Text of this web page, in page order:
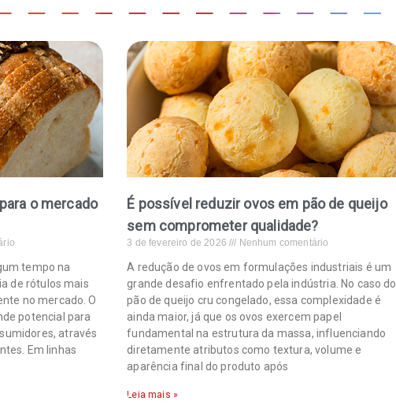
o mercado
tempo na
de rótulos mais
no mercado. O
potencial para
através
Em linhas
É possível reduzir ovos em pão de queijo
sem comprometer qualidade?
3 de fevereiro de 2026 Nenhum comentário
A redução de ovos em formulações industriais é um
grande desafio enfrentado pela indústria. No caso do
pão de queijo cru congelado, essa complexidade é
ainda maior, já que os ovos exercem papel
fundamental na estrutura da massa, influenciando
diretamente atributos como textura, volume e
aparência final do produto após
Leia mais »